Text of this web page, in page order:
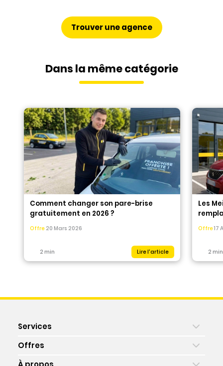
Trouver une agence
Dans la même catégorie
Comment changer son pare-brise
gratuitement en 2026 ?
Offre 20 Mars 2026
2 min Lire l'article
Les
Offre17
2 min
Services
Offres